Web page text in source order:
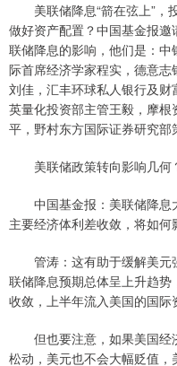
美联储降息“箭在弦上”，
做好资产配置？中国基金报
联储降息的影响，他们是：
际首席经济学家程实，德意
刘佳，汇丰环球私人银行及
英量化投资部主管王毅，摩
平，野村东方国际证券研究部
美联储政策转向影响几何
中国基金报：美联储降息
主要经济体利差收敛，将如何
管涛：这有助于缓解美元
联储降息预期总体呈上升趋
收敛，上半年流入美国的国际
但也要注意，如果美国经
松动，美元也不会大幅贬值